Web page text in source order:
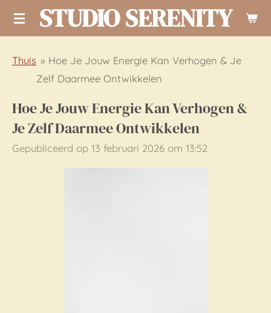
Ga
de
STUDIO SERENITY
Thuis » Hoe Je Jouw Energie Kan Verhogen & Je
Zelf Daarmee Ontwikkelen
Hoe Je Jouw Energie Kan Verhogen &
Je Zelf Daarmee Ontwikkelen
Gepubliceerd op 13 februari 2026 om 13:52